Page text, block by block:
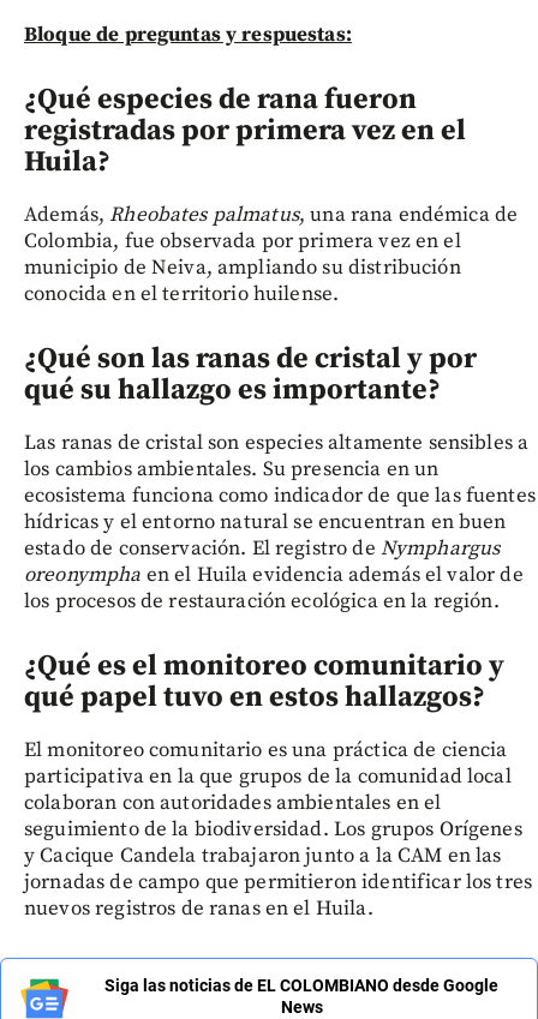
Bloque de preguntas y respuestas:
¿Qué especies de rana fueron
registradas por primera vez en el
Huila?
Además,Rheobates palmatus, una rana endémica de
Colombia, fue observada por primera vez en el
municipio de Neiva, ampliando su distribución
conocida en el territorio huilense.
¿Qué son las ranas de cristal y por
qué su hallazgo es importante?
Las ranas de cristal son especies altamente sensibles a
los cambios ambientales. Su presencia en un
ecosistema funciona como indicador de que las fuentes
hídricas y el entorno natural se encuentran en buen
estado de conservación. El registro de Nymphargus
oreonympha en el Huila evidencia además el valor de
los procesos de restauración ecológica en la región.
¿Qué es el monitoreo comunitario y
qué papel tuvo en estos hallazgos?
El monitoreo comunitario es una práctica de ciencia
participativa en la que grupos de la comunidad local
colaboran con autoridades ambientales en el
seguimiento de la biodiversidad. Los grupos Orígenes
y Cacique Candela trabajaron junto a la CAM en las
jornadas de campo que permitieron identificar los tres
nuevos registros de ranas en el Huila.
Siga las noticias de EL COLOMBIANO desde Google
News